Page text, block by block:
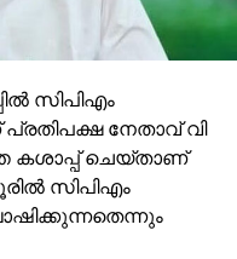
സിപിഎം
നേതാവ് വി
കശാപ്പ് ചെയ്താണ്
സിപിഎം